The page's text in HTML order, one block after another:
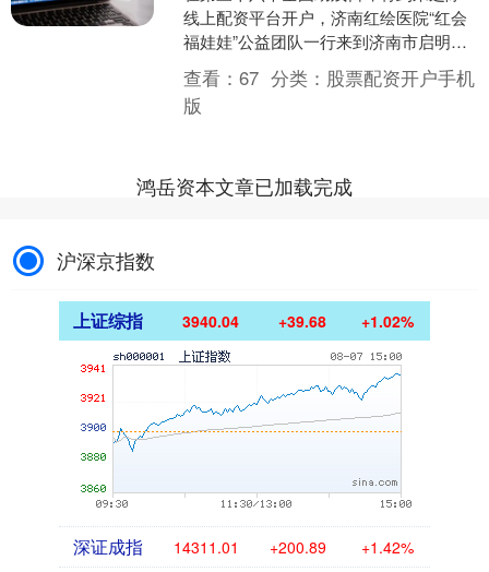
线上配资平台开户，济南红绘医院“红会
福娃娃”公益团队一行来到济南市启明星
儿童康复中心，隆重举行“母爱润童心·厨
房助成长”主题公....
查看：67 分类： 股票配资开户手机
版
鸿岳资本文章已加载完成
沪深京指数
上证综指 3940.04 +39.68 +1.02%
深证成指 14311.01 +200.89 +1.42%